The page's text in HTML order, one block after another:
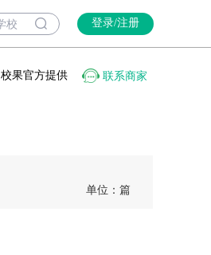
登录/注册
校果官方提供 联系商家
单位：篇